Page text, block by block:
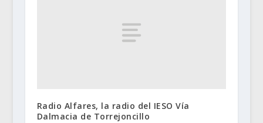
Radio Alfares, la radio del IESO Vía
Dalmacia de Torrejoncillo